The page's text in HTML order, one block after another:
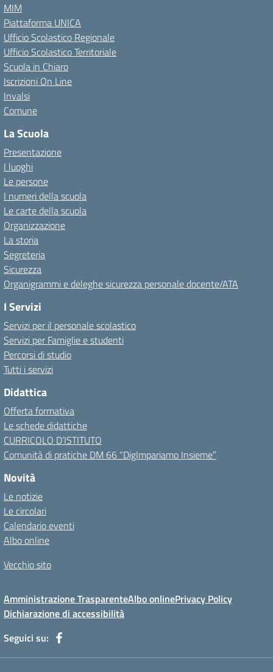
MIM
Piattaforma UNICA
Ufficio Scolastico Regionale
Ufficio Scolastico Territoriale
Scuola in Chiaro
Iscrizioni On Line
Invalsi
Comune
La Scuola
Presentazione
I luoghi
Le persone
I numeri della scuola
Le carte della scuola
Organizzazione
La storia
Segreteria
Sicurezza
Organigrammi e deleghe sicurezza personale docente/ATA
I Servizi
Servizi per il personale scolastico
Servizi per Famiglie e studenti
Percorsi di studio
Tutti i servizi
Didattica
Offerta formativa
Le schede didattiche
CURRICOLO D’ISTITUTO
Comunità di pratiche DM 66 “DigImpariamo Insieme”
Novità
Le notizie
Le circolari
Calendario eventi
Albo online
Vecchio sito
Amministrazione TrasparenteAlbo onlinePrivacy Policy
Dichiarazione di accessibilità
Seguici su: